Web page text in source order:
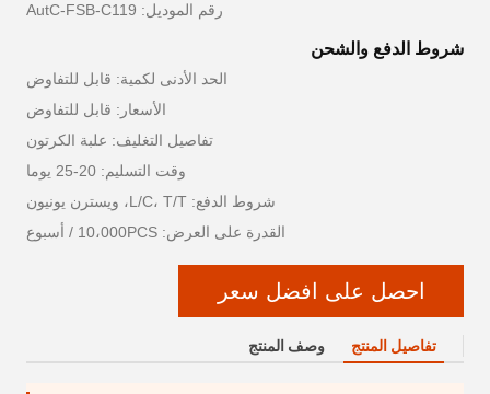
رقم الموديل: AutC-FSB-C119
شروط الدفع والشحن
الحد الأدنى لكمية: قابل للتفاوض
الأسعار: قابل للتفاوض
تفاصيل التغليف: علبة الكرتون
وقت التسليم: 20-25 يوما
شروط الدفع: L/C، T/T، ويسترن يونيون
القدرة على العرض: 10،000PCS / أسبوع
احصل على افضل سعر
تفاصيل المنتج وصف المنتج